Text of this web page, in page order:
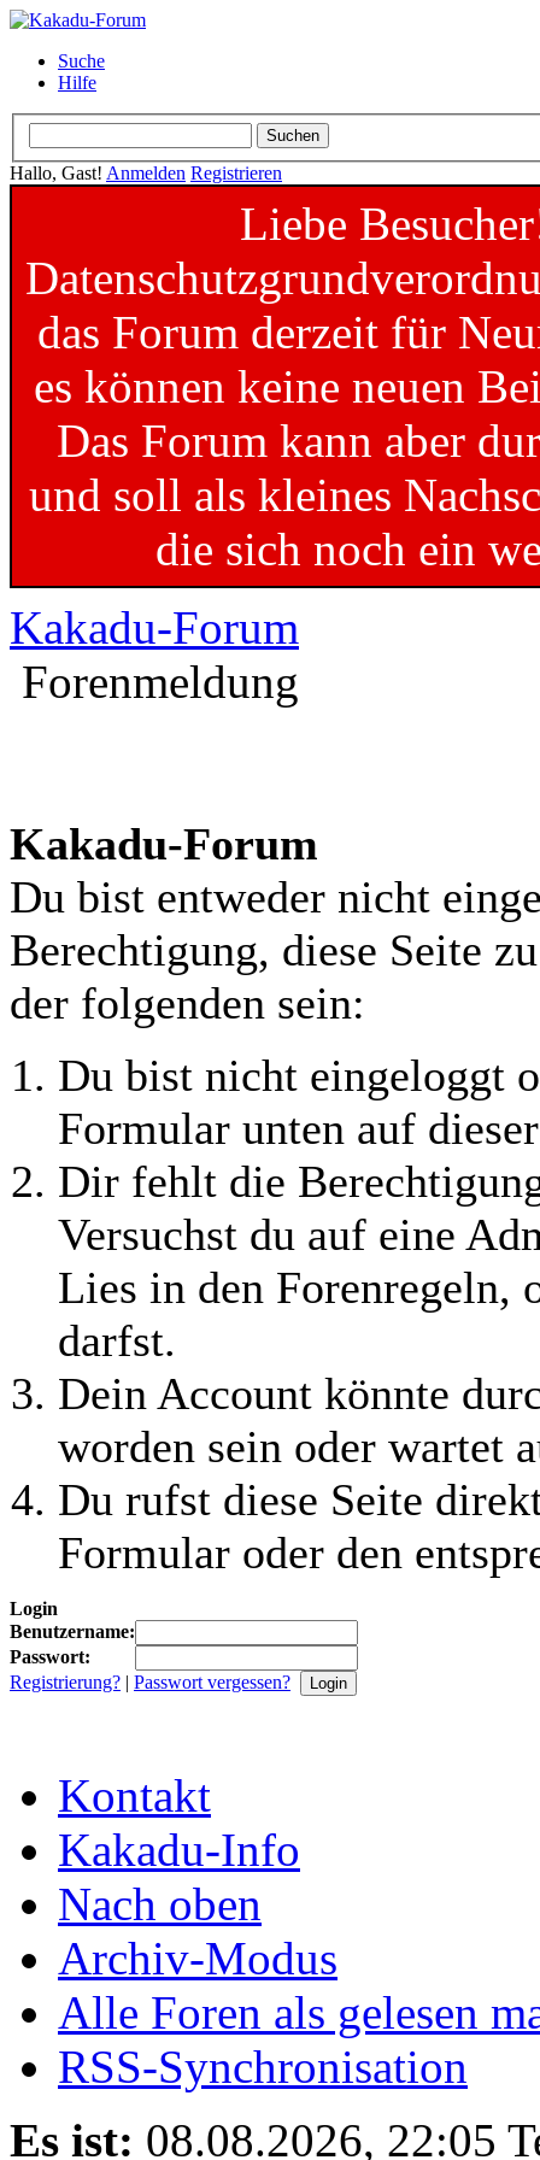
Suche
Hilfe
Hallo, Gast! Anmelden Registrieren
Liebe
das Forum derzeit für
es können keine neuen
Das Forum kann aber
und soll als kleines
die sich noch ein
Kakadu-Forum
Forenmeldung
Kakadu-Forum
Du bist entweder nicht
Berechtigung, diese Seite
der folgenden sein:
Du bist nicht eingeloggt
Formular unten auf
Dir fehlt die
Versuchst du auf eine
Lies in den Forenregeln,
darfst.
Dein Account könnte
worden sein oder wartet
Du rufst diese Seite
Formular oder den
Login
Benutzername:
Passwort:
Registrierung? | Passwort vergessen?
Kontakt
Kakadu-Info
Nach oben
Archiv-Modus
Alle Foren als gelesen
RSS-Synchronisation
Es ist: 08.08.2026, 22:05